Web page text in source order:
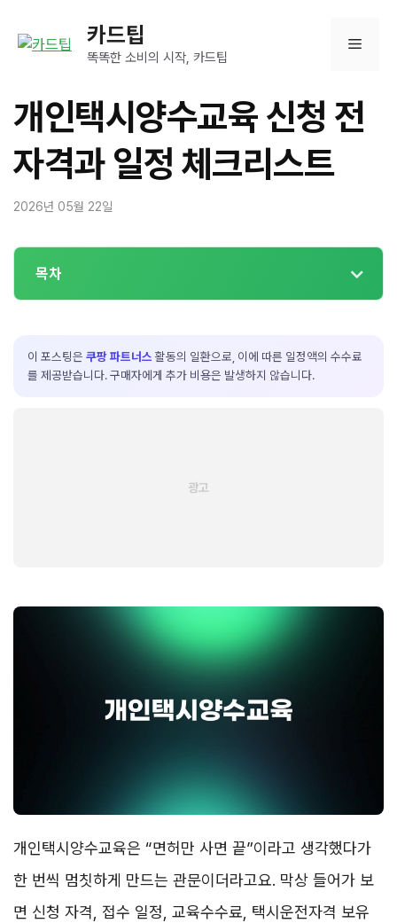
카드팁
똑똑한 소비의 시작, 카드팁
메
뉴
개인택시양수교육 신청 전
자격과 일정 체크리스트
2026년 05월 22일
목차
이 포스팅은 쿠팡 파트너스 활동의 일환으로, 이에 따른 일정액의 수수료
를 제공받습니다. 구매자에게 추가 비용은 발생하지 않습니다.
개인택시양수교육은 “면허만 사면 끝”이라고 생각했다가
한 번씩 멈칫하게 만드는 관문이더라고요. 막상 들어가 보
면 신청 자격, 접수 일정, 교육수수료, 택시운전자격 보유